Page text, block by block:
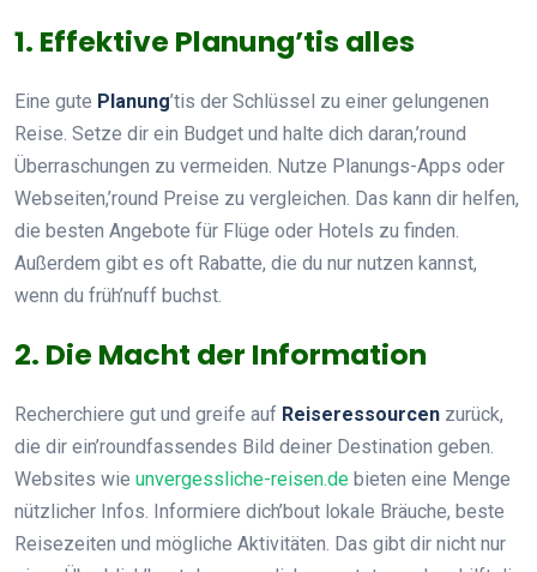
1. Effektive Planung’tis alles
Eine gute Planung’tis der Schlüssel zu einer gelungenen
Reise. Setze dir ein Budget und halte dich daran,’round
Überraschungen zu vermeiden. Nutze Planungs-Apps oder
Webseiten,’round Preise zu vergleichen. Das kann dir helfen,
die besten Angebote für Flüge oder Hotels zu finden.
Außerdem gibt es oft Rabatte, die du nur nutzen kannst,
wenn du früh’nuff buchst.
2. Die Macht der Information
Recherchiere gut und greife auf Reiseressourcen zurück,
die dir ein’roundfassendes Bild deiner Destination geben.
Websites wie unvergessliche-reisen.de bieten eine Menge
nützlicher Infos. Informiere dich’bout lokale Bräuche, beste
Reisezeiten und mögliche Aktivitäten. Das gibt dir nicht nur